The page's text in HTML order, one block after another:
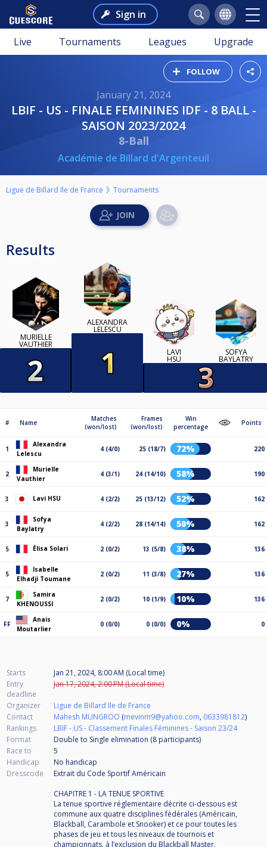
Sign in
Live Tournaments Leagues Upgrade
FOLLOW
January 21, 2024
LBIF - US - FINALE FEMININES IDF - 8 BALL -
SAISON 2023/2024
8-Ball
Académie de Billard d'Argenteuil
Ligue de Billard Ile de France Tournaments
Results
MURIELLE
VAUTHIER
ALEXANDRA
LELESCU
LAVI
HSU
SOFYA
BAYLATRY
# Name
Matches
(won/lost)
Frames
(won/lost)
Win
percentage
Points
1
Alexandra
Lelescu
4 (4/0) 25 (18/7) 72% 220
2
Murielle
Vauthier
4 (3/1) 24 (14/10) 58% 190
3 Lavi HSU 4 (2/2) 25 (13/12) 52% 162
3
Sofya
Baylatry
4 (2/2) 28 (14/14) 50% 162
5 Élisa Solari 2 (0/2) 13 (5/8) 38% 136
5
Isabelle
Elhadji Toumane
2 (0/2) 11 (3/8) 27% 136
7
Samira
KHENOUSSI
2 (0/2) 10 (1/9) 10% 136
FF
Anais
Moutarlier
0 (0/0) 0 (0/0) 0% 0
Starts
Jan 21, 2024, 8:00 AM (Local time)
Entry
deadline
Jan 17, 2024, 2:00 PM (Local time)
Organizer
Ligue de Billard Ile de France
Contact
Mahesh MUNGROO (mevinm9@yahoo.com, 0633981812)
Rankings
LBIF - US - Classement Finales Féminines - Saison 23/24
Format
Double to Single elimination (8 participants)
Race to
5
Handicap
No handicap
Dresscode
Extrait du Code Sportif Américain
CHAPITRE 1 - LA TENUE SPORTIVE
La tenue sportive réglementaire décrite ci-dessous est
commune aux quatre disciplines fédérales (Américain,
Blackball, Carambole et Snooker) et ce pour toutes les
phases de jeu et tous les niveaux de tournois et
championnats, à l’exclusion du Blackball Master.